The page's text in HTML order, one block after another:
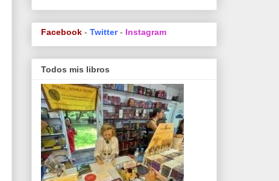
Facebook - Twitter - Instagram
Todos mis libros